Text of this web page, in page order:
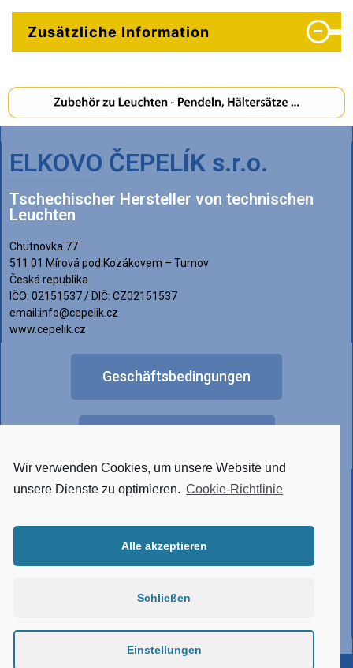
Zusätzliche Information
ELKOVO ČEPELÍK s.r.o.
Tschechischer Hersteller von technischen
Leuchten
Chutnovka 77
511 01 Mírová pod.Kozákovem – Turnov
Česká republika
IČO: 02151537 / DIČ: CZ02151537
email:info@cepelik.cz
www.cepelik.cz
Geschäftsbedingungen
Anderes Lichtdesign
• RGBW
• Verbindungssystem
Wir verwenden Cookies, um unsere Website und
unsere Dienste zu optimieren. Cookie-Richtlinie
Alle akzeptieren
Schließen
Einstellungen